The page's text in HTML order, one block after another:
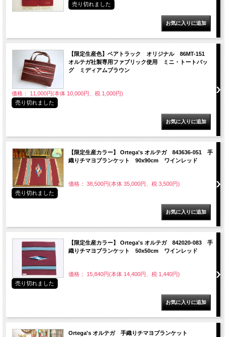
売り切れました
【限定生産色】ベアトラック オリジナル 86MT-151
オルテガ社製専用ファブリック使用 ミニ・トートバッ
グ ミディアムブラウン
価格： 11,000円(本体 10,000円、税 1,000円)
売り切れました
【限定生産カラー】 Ortega's オルテガ 843636-051 手
織りチマヨブランケット 90x90cm ワインレッド
価格： 38,500円(本体 35,000円、税 3,500円)
売り切れました
【限定生産カラー】 Ortega's オルテガ 842020-083 手
織りチマヨブランケット 50x50cm ワインレッド
価格： 15,840円(本体 14,400円、税 1,440円)
売り切れました
Ortega's オルテガ 手織りチマヨブランケット